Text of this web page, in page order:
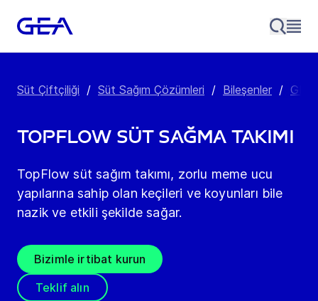
Süt Çiftçiliği / Süt Sağım Çözümleri / Bileşenler / GEA
TopFlow Süt Sağma Takımı
TopFlow süt sağım takımı, zorlu meme ucu
yapılarına sahip olan keçileri ve koyunları bile
nazik ve etkili şekilde sağar.
Bizimle irtibat kurun
Teklif alın